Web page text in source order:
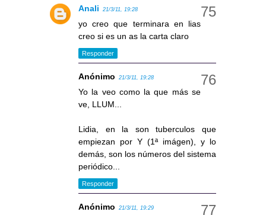
Anali 21/3/11, 19:28
yo creo que terminara en lias
creo si es un as la carta claro
Responder
Anónimo 21/3/11, 19:28
Yo la veo como la que más se
ve, LLUM...
Lidia, en la son tuberculos que
empiezan por Y (1ª imágen), y lo
demás, son los números del sistema
periódico...
Responder
Anónimo 21/3/11, 19:29